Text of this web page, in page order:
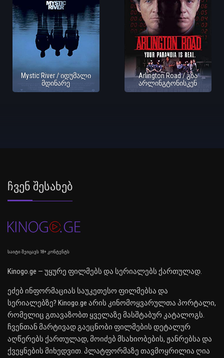
Mystic River / იდუმალი
მდინარე
Arlington Road / გზა
არლინგტონისკენ
Ჩვენ Შესახებ
საიტი შეიცავს 18+ კონტენტს
Kinogo.ge — უყურე ფილმებს და სერიალებს ქართულად.
ეძებ ინფორმაციას საუკეთესო ფილმებსა და
სერიალებზე? Kinogo.ge არის კინომოყვარულთა პორტალი,
რომელიც გთავაზობთ ყველაზე მასშტაბურ კატალოგს.
ჩვენთან მარტივად გაეცნობი ფილმების დეტალურ
აღწერებს ქართულად, მოიძებ მსახიობების, ჟანრებსა და
ქვეყნების მიხედვით. პლატფორმაზე თავმოყრილია ღია